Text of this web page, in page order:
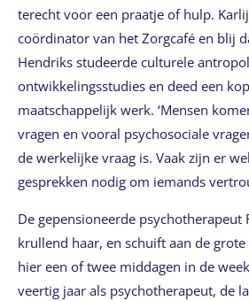
terecht voor een praatje of hulp.
coördinator van het Zorgcafé en blij
Hendriks studeerde culturele
ontwikkelingsstudies en deed een
maatschappelijk werk. ‘Mensen
vragen en vooral psychosociale
de werkelijke vraag is. Vaak zijn er
gesprekken nodig om iemands
De gepensioneerde psychotherapeut
krullend haar, en schuift aan de
hier een of twee middagen in de
veertig jaar als psychotherapeut, de